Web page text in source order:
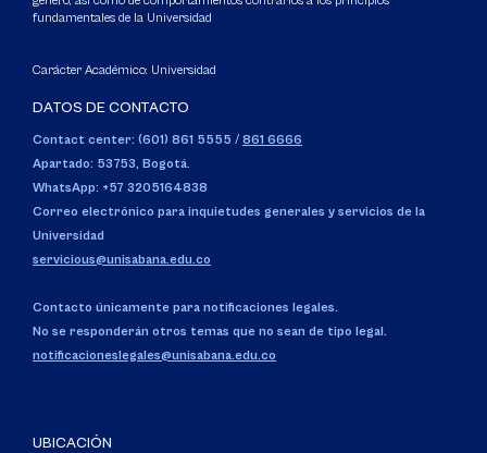
fundamentales de la Universidad
Carácter Académico: Universidad
DATOS DE CONTACTO
Contact center: (601) 861 5555 / 861 6666
Apartado: 53753, Bogotá.
WhatsApp: +57 3205164838
Correo electrónico para inquietudes generales y servicios de la
Universidad
servicious@unisabana.edu.co
Contacto únicamente para notificaciones legales.
No se responderán otros temas que no sean de tipo legal.
notificacioneslegales@unisabana.edu.co
UBICACIÓN